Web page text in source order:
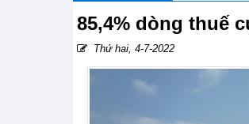
85,4% dòng thuế
Thứ hai, 4-7-2022